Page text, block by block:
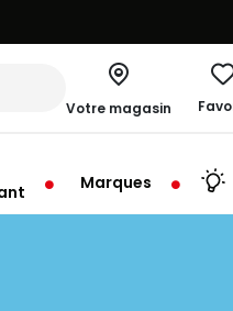
Votre magasin
à 10:00 Marques